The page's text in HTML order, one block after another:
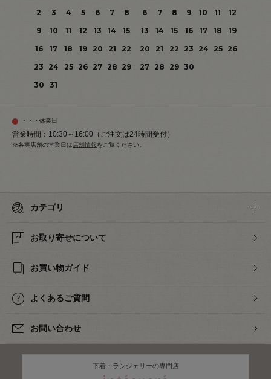
2
3 4 5 6 7
8
9
10 11 12 13 14
15
16
17 18 19 20 21
22
23
24 25 26 27 28 29
30
31
6
7 8 9 10 11
12
13
14 15 16 17 18
19
20
21 22 23 24 25
26
27 28 29 30
・・・休業日
営業時間：10:30～16:00（ご注文は24時間受付）
※各実店舗の営業日は店舗情報をご覧ください。
カテゴリ
お取り寄せについて
お買い物ガイド
よくあるご質問
お問い合わせ
下着・ランジェリーの専門店